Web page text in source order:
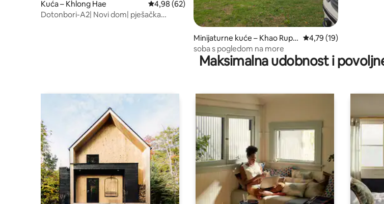
Kuća – Khlong Hae Prosječna ocjena: 4,98/5, recenzija: 62
4,98 (62)
Dotonbori-A2| Novi dom| pješačka
Minijaturne kuće – Khao Rup
Chang
Prosječna ocjena: 4,79/
4,79 (19)
soba s pogledom na more
Maksimalna udobnost i